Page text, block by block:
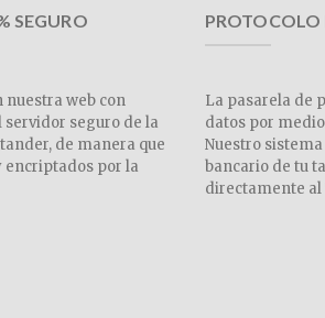
SEGURO
nuestra web con
seguro de la
de manera que
encriptados por la
PROTOCOLO
La pasarela de
datos por
Nuestro
bancario de tu
directamente al